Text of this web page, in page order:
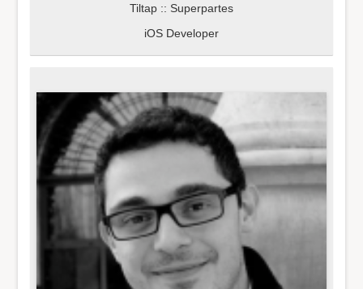
Tiltap :: Superpartes
iOS Developer